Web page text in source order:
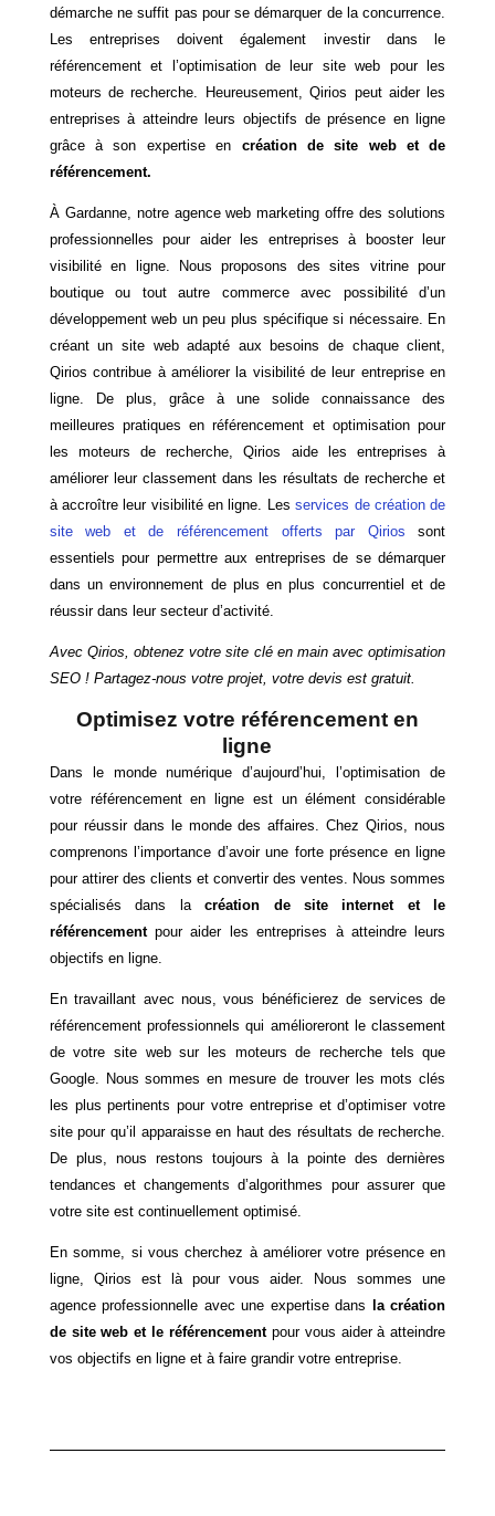
démarche ne suffit pas pour se démarquer de la concurrence.
Les entreprises doivent également investir dans le
référencement et l’optimisation de leur site web pour les
moteurs de recherche. Heureusement, Qirios peut aider les
entreprises à atteindre leurs objectifs de présence en ligne
grâce à son expertise en création de site web et de
référencement.
À Gardanne, notre agence web marketing offre des solutions
professionnelles pour aider les entreprises à booster leur
visibilité en ligne. Nous proposons des sites vitrine pour
boutique ou tout autre commerce avec possibilité d’un
développement web un peu plus spécifique si nécessaire. En
créant un site web adapté aux besoins de chaque client,
Qirios contribue à améliorer la visibilité de leur entreprise en
ligne. De plus, grâce à une solide connaissance des
meilleures pratiques en référencement et optimisation pour
les moteurs de recherche, Qirios aide les entreprises à
améliorer leur classement dans les résultats de recherche et
à accroître leur visibilité en ligne. Lesservices de création de
site web et de référencement offerts par Qirios sont
essentiels pour permettre aux entreprises de se démarquer
dans un environnement de plus en plus concurrentiel et de
réussir dans leur secteur d’activité.
Avec Qirios, obtenez votre site clé en main avec optimisation
SEO ! Partagez-nous votre projet, votre devis est gratuit.
Optimisez votre référencement en
ligne
Dans le monde numérique d’aujourd’hui, l’optimisation de
votre référencement en ligne est un élément considérable
pour réussir dans le monde des affaires. Chez Qirios, nous
comprenons l’importance d’avoir une forte présence en ligne
pour attirer des clients et convertir des ventes. Nous sommes
spécialisés dans lacréation de site internet et le
référencementpour aider les entreprises à atteindre leurs
objectifs en ligne.
En travaillant avec nous, vous bénéficierez de services de
référencement professionnels qui amélioreront le classement
de votre site web sur les moteurs de recherche tels que
Google. Nous sommes en mesure de trouver les mots clés
les plus pertinents pour votre entreprise et d’optimiser votre
site pour qu’il apparaisse en haut des résultats de recherche.
De plus, nous restons toujours à la pointe des dernières
tendances et changements d’algorithmes pour assurer que
votre site est continuellement optimisé.
En somme, si vous cherchez à améliorer votre présence en
ligne, Qirios est là pour vous aider. Nous sommes une
agence professionnelle avec une expertise dans
la création
de site web et le référencementpour vous aider à atteindre
vos objectifs en ligne et à faire grandir votre entreprise.